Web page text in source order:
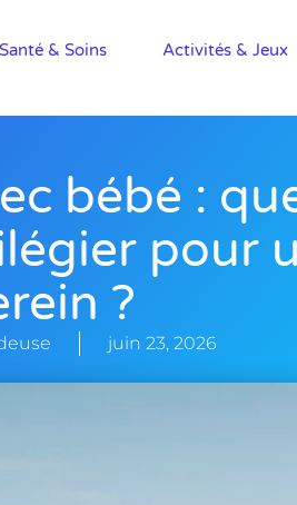
Santé & Soins Activités & Jeux
bébé :
pour
?
juin 23, 2026